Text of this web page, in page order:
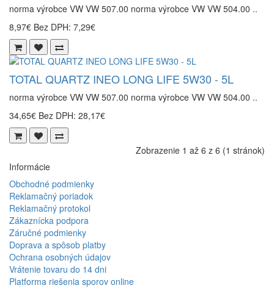
norma výrobce VW VW 507.00 norma výrobce VW VW 504.00 ..
8,97€ Bez DPH: 7,29€
TOTAL QUARTZ INEO LONG LIFE 5W30 - 5L
norma výrobce VW VW 507.00 norma výrobce VW VW 504.00 ..
34,65€ Bez DPH: 28,17€
Zobrazenie 1 až 6 z 6 (1 stránok)
Informácie
Obchodné podmienky
Reklamačný poriadok
Reklamačný protokol
Zákaznícka podpora
Záručné podmienky
Doprava a spôsob platby
Ochrana osobných údajov
Vrátenie tovaru do 14 dni
Platforma riešenia sporov online